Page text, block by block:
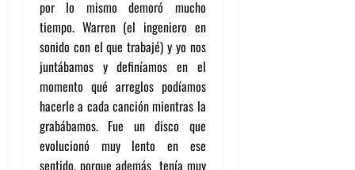
por lo mismo demoró mucho
tiempo. Warren (el ingeniero en
sonido con el que trabajé) y yo nos
juntábamos y definíamos en el
momento qué arreglos podíamos
hacerle a cada canción mientras la
grabábamos. Fue un disco que
evolucionó muy lento en ese
sentido, porque además tenía muy